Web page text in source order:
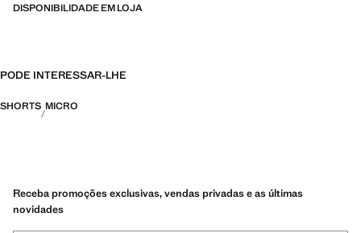
DISPONIBILIDADE EM LOJA
PODE INTERESSAR-LHE
SHORTS MICRO
Receba promoções exclusivas, vendas privadas e as últimas
novidades